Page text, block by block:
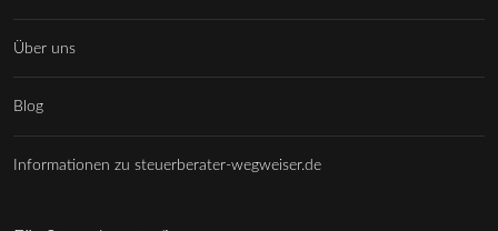
Über uns
Blog
Informationen zu steuerberater-wegweiser.de